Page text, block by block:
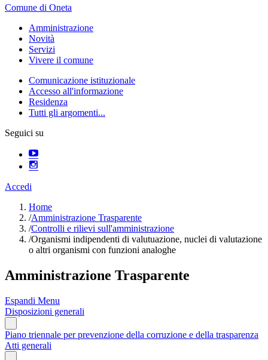
Comune di Oneta
Amministrazione
Novità
Servizi
Vivere il comune
Comunicazione istituzionale
Accesso all'informazione
Residenza
Tutti gli argomenti...
Seguici su
Accedi
Home
/Amministrazione Trasparente
/Controlli e rilievi sull'amministrazione
/Organismi indipendenti di valutuazione, nuclei di valutazione
o altri organismi con funzioni analoghe
Amministrazione Trasparente
Espandi Menu
Disposizioni generali
Piano triennale per prevenzione della corruzione e della trasparenza
Atti generali